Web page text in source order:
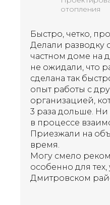
отопления
Быстро, четко,
Делали разводку
частном доме на
не ожидали, что
сделана так
опыт работы с
организацией,
3 раза дольше. Ни
в процессе
Приезжали на
время.
Могу смело
особенно для тех,
Дмитровском